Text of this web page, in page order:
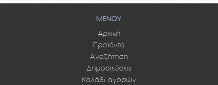
ΜΕΝΟΥ
Αρχική
Προϊόντα
Αναζήτηση
Δημοσιεύσεις
Καλάθι αγορών